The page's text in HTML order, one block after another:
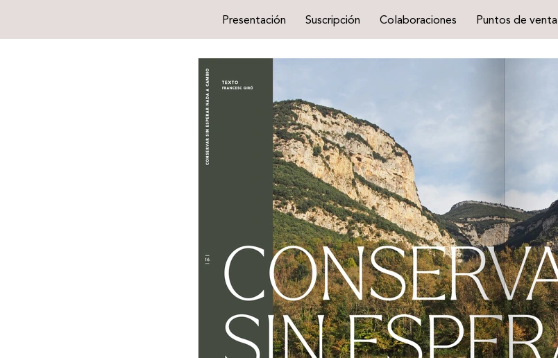
Presentación Suscripción Colaboraciones Puntos de venta